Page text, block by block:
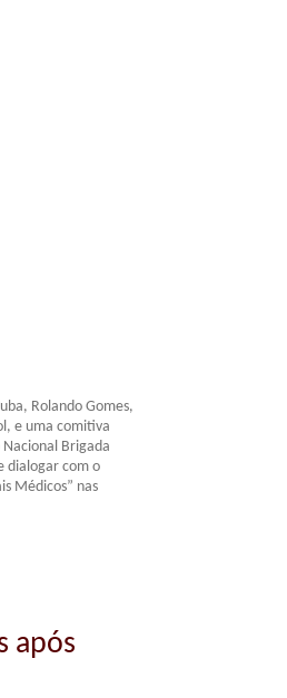
Rolando Gomes,
e uma comitiva
Brigada
dialogar com o
Médicos” nas
após